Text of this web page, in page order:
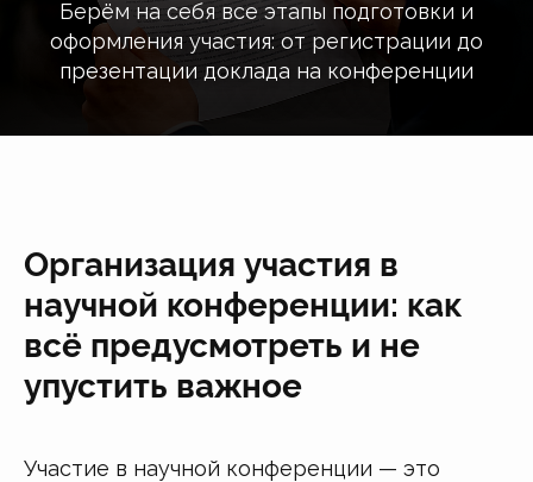
Берём на себя все этапы подготовки и
оформления участия: от регистрации до
презентации доклада на конференции
Организация участия в
научной конференции: как
всё предусмотреть и не
упустить важное
Участие в научной конференции — это